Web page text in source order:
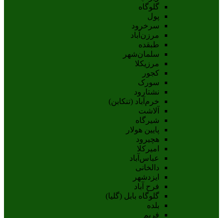
گلوگاه
پول
سرخرود
مرزن‌آباد
طبقده
سلمان‌شهر
مرزیکلا
کجور
سورک
نشتارود
خرم‌آباد (تنکابن)
آلاشت
شیرگاه
پایین هولار
هچیرود
امیرکلا
عباس‌آباد
دالخانی
ایزدشهر
فرح آباد
گلوگاه بابل (گلیا)
بلده
فریم